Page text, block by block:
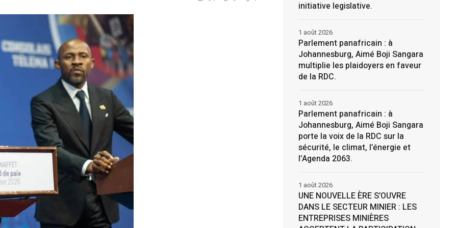
initiative legislative.
Parlement panafricain : à
Johannesburg, Aimé Boji Sangara
multiplie les plaidoyers en faveur
de la RDC.
1 août 2026
Parlement panafricain : à
Johannesburg, Aimé Boji Sangara
porte la voix de la RDC sur la
sécurité, le climat, l’énergie et
l’Agenda 2063.
1 août 2026
UNE NOUVELLE ÈRE S’OUVRE
DANS LE SECTEUR MINIER : LES
ENTREPRISES MINIÈRES
1 août 2026